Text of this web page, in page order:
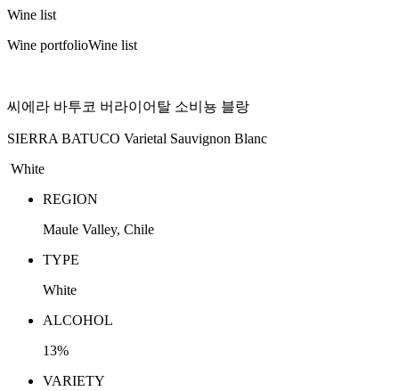
Wine list
Wine portfolioWine list
씨에라 바투코 버라이어탈 소비뇽 블랑
SIERRA BATUCO Varietal Sauvignon Blanc
White
REGION
Maule Valley, Chile
TYPE
White
ALCOHOL
13%
VARIETY